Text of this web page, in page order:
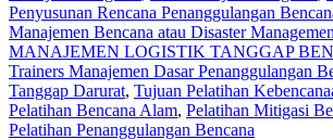
Penyusunan Rencana Penanggulangan
Manajemen Bencana atau Disaster
MANAJEMEN LOGISTIK TANGGAP
Trainers Manajemen Dasar Penanggulangan
Tanggap Darurat, Tujuan Pelatihan
Pelatihan Bencana Alam, Pelatihan Mitigasi
Pelatihan Penanggulangan Bencana